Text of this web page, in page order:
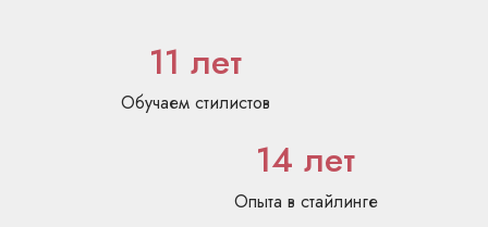
Обучаем стилистов
Опыта в стайлинге
11 лет
14 лет
Оксана